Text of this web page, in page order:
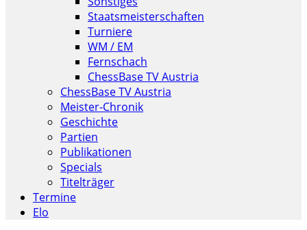
Staatsmeisterschaften
Turniere
WM / EM
Fernschach
ChessBase TV Austria
ChessBase TV Austria
Meister-Chronik
Geschichte
Partien
Publikationen
Specials
Titelträger
Termine
Elo